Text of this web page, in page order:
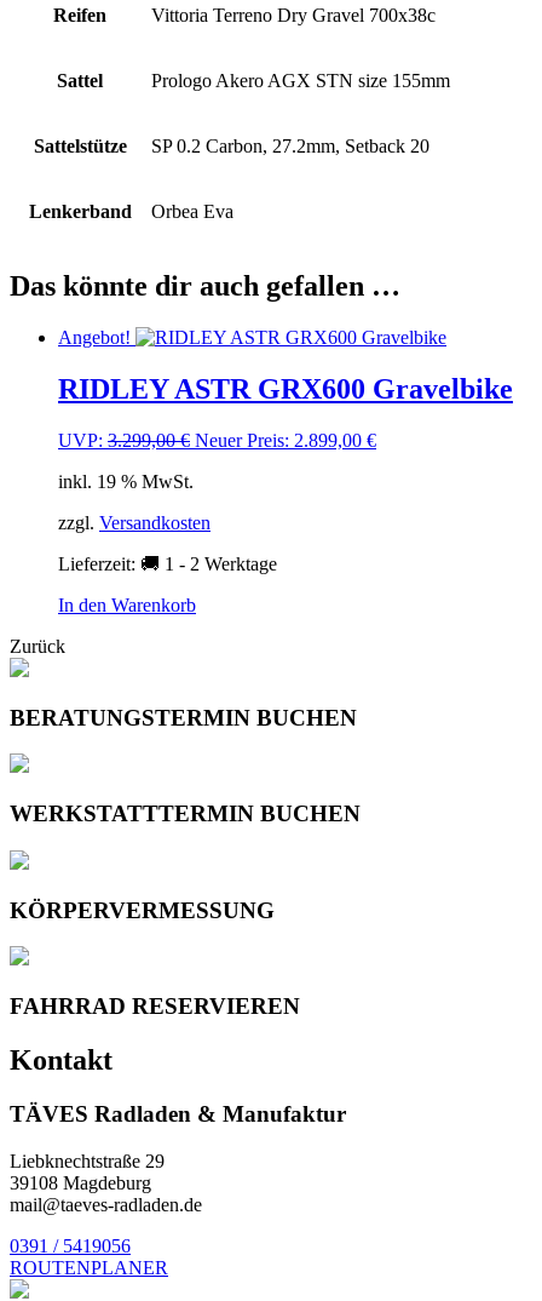
Reifen Vittoria Terreno Dry Gravel 700x38c
Sattel Prologo Akero AGX STN size 155mm
Sattelstütze SP 0.2 Carbon, 27.2mm, Setback 20
Lenkerband Orbea Eva
Das könnte dir auch gefallen …
Angebot!
RIDLEY ASTR GRX600 Gravelbike
UVP: 3.299,00€ Ursprünglicher
Neuer Preis: 2.899,00 €Aktueller
inkl. 19 % MwSt.
zzgl. Versandkosten
Lieferzeit: 🚚 1 - 2 Werktage
In den Warenkorb
Zurück
BERATUNGSTERMIN BUCHEN
WERKSTATTTERMIN BUCHEN
KÖRPERVERMESSUNG
FAHRRAD RESERVIEREN
Kontakt
TÄVES Radladen & Manufaktur
Liebknechtstraße 29
39108 Magdeburg
mail@taeves-radladen.de
0391 / 5419056
ROUTENPLANER